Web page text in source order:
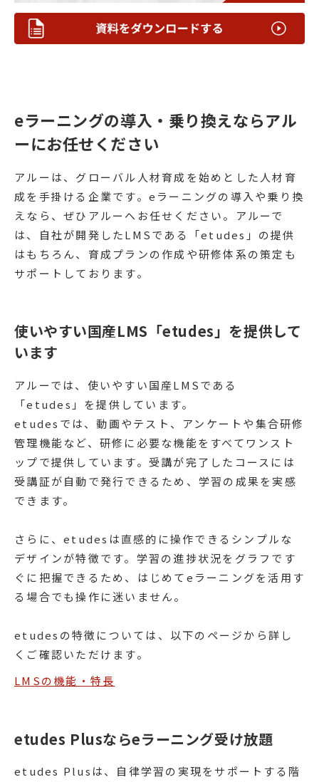
eラーニングの導入・乗り換えならアル
ーにお任せください
アルーは、グローバル人材育成を始めとした人材育
成を手掛ける企業です。eラーニングの導入や乗り換
えなら、ぜひアルーへお任せください。アルーで
は、自社が開発したLMSである「etudes」の提供
はもちろん、育成プランの作成や研修体系の策定も
サポートしております。
使いやすい国産LMS「etudes」を提供して
います
アルーでは、使いやすい国産LMSである
「etudes」を提供しています。
etudesでは、動画やテスト、アンケートや集合研修
管理機能など、研修に必要な機能をすべてワンスト
ップで提供しています。受講が完了したコースには
受講証が自動で発行できるため、学習の成果を実感
できます。
さらに、etudesは直感的に操作できるシンプルな
デザインが特徴です。学習の進捗状況をグラフです
ぐに把握できるため、はじめてeラーニングを活用す
る場合でも操作に迷いません。
etudesの特徴については、以下のページから詳し
くご確認いただけます。
LMSの機能・特長
etudes Plusならeラーニング受け放題
etudes Plusは、自律学習の実現をサポートする階